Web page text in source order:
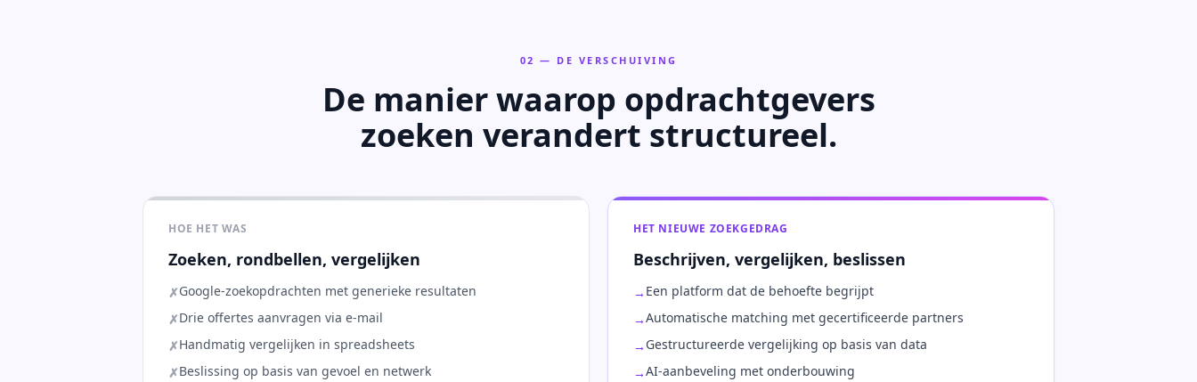
02 — DE VERSCHUIVING
De manier waarop opdrachtgevers
zoeken verandert structureel.
HOE HET WAS
Zoeken, rondbellen, vergelijken
✗Google-zoekopdrachten met generieke resultaten
✗Drie offertes aanvragen via e-mail
✗Handmatig vergelijken in spreadsheets
✗Beslissing op basis van gevoel en netwerk
HET NIEUWE ZOEKGEDRAG
Beschrijven, vergelijken, beslissen
→ Een platform dat de behoefte begrijpt
→Automatische matching met gecertificeerde partners
→ Gestructureerde vergelijking op basis van data
→AI-aanbeveling met onderbouwing